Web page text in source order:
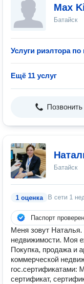
Max
Батайск
Услуги риэлтора по
Ещё 11 услуг
Позвонить
Батайск
1 оценка В сети 1
Паспорт проверен
Меня зовут
недвижимости. Моя
Покупка, продажа и
коммерческой
гос.сертификатами:
сертификат,